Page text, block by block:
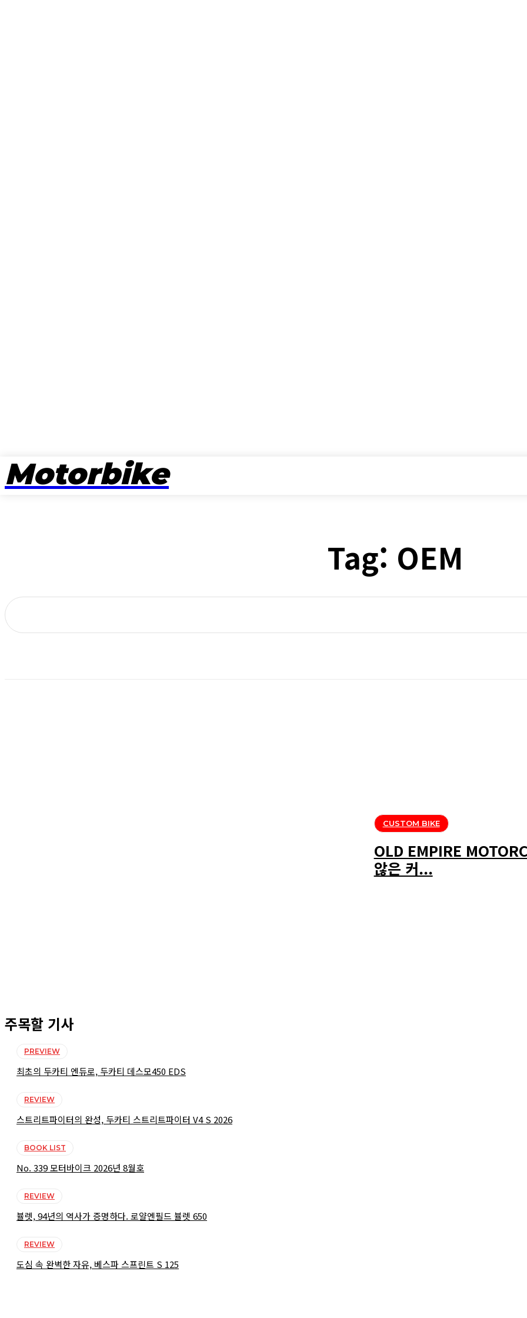
Motorbike
Tag: OEM
CUSTOM BIKE
OLD EMPIRE
않은 커...
주목할 기사
PREVIEW
최초의 두카티 엔듀로, 두카티 데스모450 EDS
REVIEW
스트리트파이터의 완성, 두카티 스트리트파이터 V4 S 2026
BOOK LIST
No. 339 모터바이크 2026년 8월호
REVIEW
뷸렛, 94년의 역사가 증명하다. 로얄엔필드 뷸렛 650
REVIEW
도심 속 완벽한 자유, 베스파 스프린트 S 125